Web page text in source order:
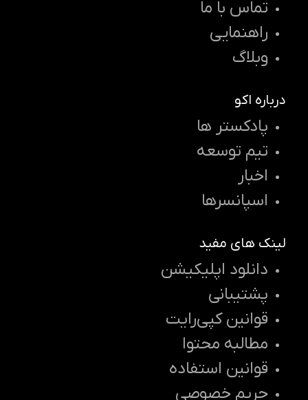
تماس با ما
راهنمایی
وبلاگ
درباره اکو
پادکستر ها
تیم توسعه
اخبار
اسپانسرها
لینک های مفید
دانلود اپلیکیشن
پشتیبانی
قوانین کپی‌رایت
مطالبه محتوا
قوانین استفاده
حریم خصوصی